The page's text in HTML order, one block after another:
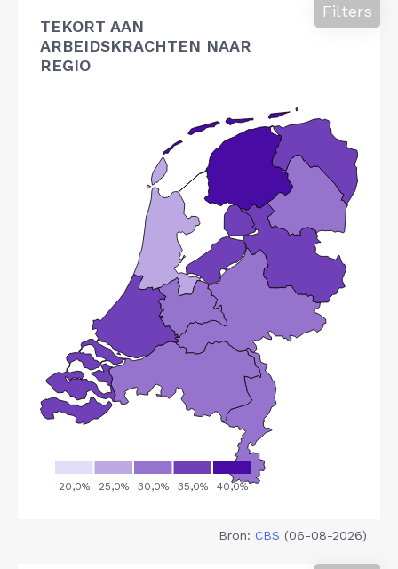
TEKORT AAN
ARBEIDSKRACHTEN NAAR
REGIO
Filters
Bron: CBS (06-08-2026)